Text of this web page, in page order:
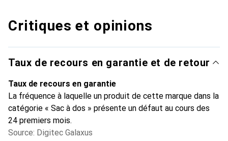
Critiques et opinions
Taux de recours en garantie et de retour
Taux de recours en garantie
La fréquence à laquelle un produit de cette marque dans la
catégorie « Sac à dos » présente un défaut au cours des
24 premiers mois.
Source: Digitec Galaxus